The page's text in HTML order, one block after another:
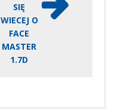
SIĘ
WIECEJ O
FACE
MASTER
1.7D